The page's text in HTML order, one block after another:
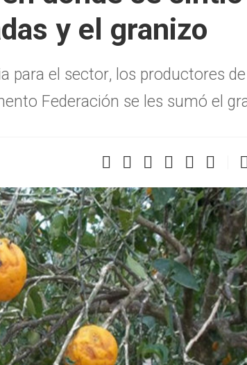
y el granizo
para el sector, los productores
Federación se les sumó el